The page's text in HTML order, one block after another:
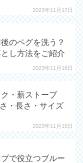
2023年11月17日
2023年11月16日
のペグを洗う？
し方法をご紹介
2023年11月15日
ク・薪ストーブ
・長さ・サイズ
で役立つブルー